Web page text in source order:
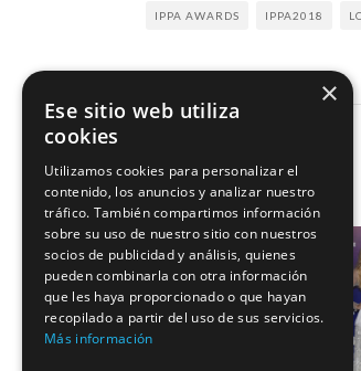
IPPA AWARDS IPPA2018
×
Ese sitio web utiliza
cookies
Utilizamos cookies para personalizar el
contenido, los anuncios y analizar nuestro
tráfico. También compartimos información
sobre su uso de nuestro sitio con nuestros
socios de publicidad y análisis, quienes
pueden combinarla con otra información
que les haya proporcionado o que hayan
recopilado a partir del uso de sus servicios.
Más información